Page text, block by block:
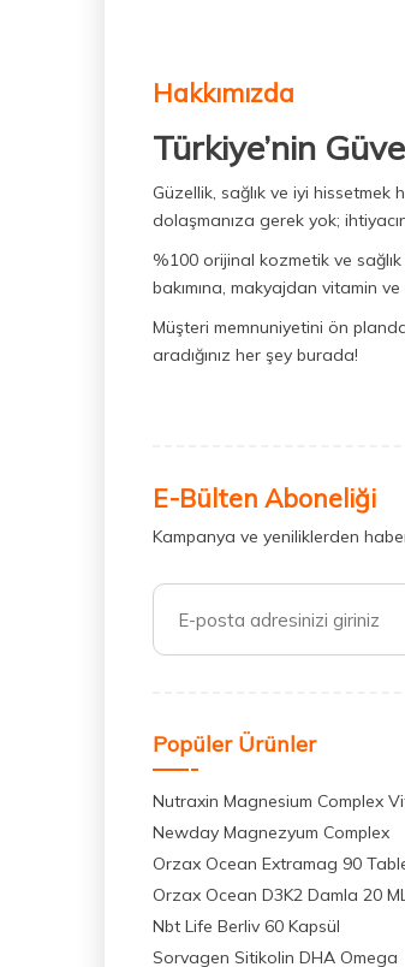
Hakkımızda
Türkiye’nin
Güzellik, sağlık ve iyi
dolaşmanıza gerek yok;
%100 orijinal kozmetik ve
bakımına, makyajdan vitamin
Müşteri memnuniyetini ön
aradığınız her şey burada!
E-Bülten Aboneliği
Kampanya ve yeniliklerden
Popüler Ürünler
Nutraxin Magnesium Complex
Newday Magnezyum Complex
Orzax Ocean Extramag 90
Orzax Ocean D3K2 Damla 20
Nbt Life Berliv 60 Kapsül
Sorvagen Sitikolin DHA Omega